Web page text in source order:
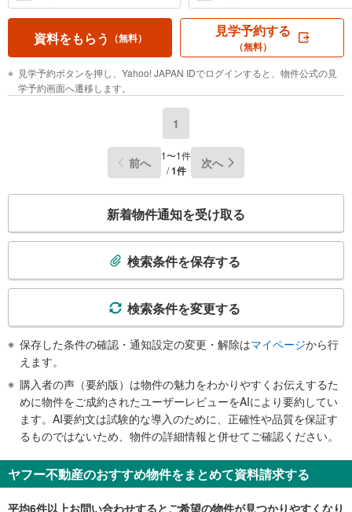
資料をもらう （無料） 見学予約する
（無料）
見学予約ボタンを押し、Yahoo! JAPAN IDでログインすると、物件公式の見
学予約画面へ遷移します。
1
前へ
1〜1件
/1件 次へ
検
件
通
知
け
条
件
新着物件通知を受け取る
検索条件を保存する
検索条件を変更する
保存した条件の確認・通知設定の変更・解除はマイページから行
えます。
購入者の声（要約版）は物件の魅力をわかりやすくお伝えするた
めに物件をご成約されたユーザーレビューをAIにより要約してい
ます。AI要約文は試験的な導入のために、正確性や品質を保証す
るものではないため、物件の詳細情報と併せてご確認ください。
ヤフー不動産のおすすめ物件をまとめて資料請求する
平均6件以上お問い合わせするとご希望の物件が見つかりやすくなり